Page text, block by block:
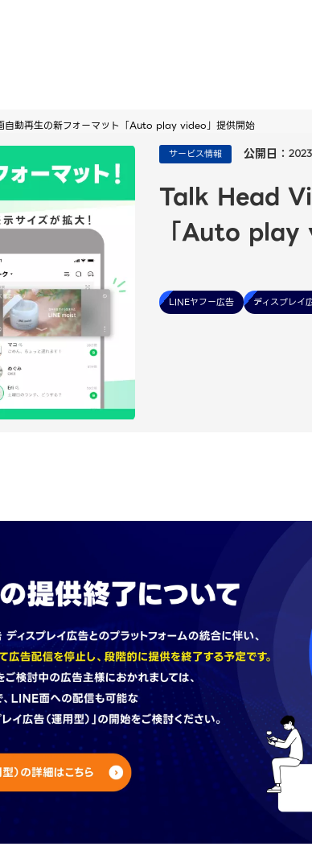
動再生の新フォーマット「Auto play video」提供開始
サービス情報 公開日：
Talk Head
「Auto play
LINEヤフー広告 ディスプレイ